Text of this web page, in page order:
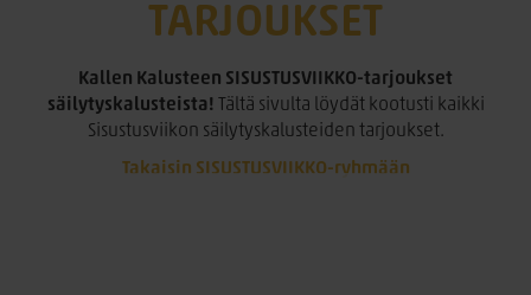
TARJOUKSET
Kallen Kalusteen SISUSTUSVIIKKO-tarjoukset
säilytyskalusteista! Tältä sivulta löydät kootusti kaikki
Sisustusviikon säilytyskalusteiden tarjoukset.
Takaisin SISUSTUSVIIKKO-ryhmään